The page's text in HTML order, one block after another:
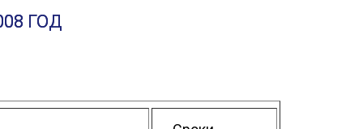
Международный форум TERRA RUSISTICA в Рио-де-
Комплексное исследование функционирования
ГОД